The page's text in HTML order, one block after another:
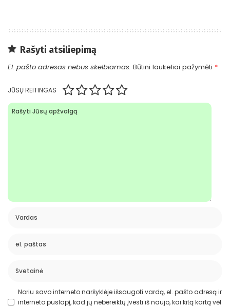
Rašyti atsiliepimą
El. pašto adresas nebus skelbiamas. Būtini laukeliai pažymėti *
JŪSŲ REITINGAS
Noriu savo interneto naršyklėje išsaugoti vardą, el. pašto adresą ir
interneto puslapį, kad jų nebereiktų įvesti iš naujo, kai kitą kartą vėl